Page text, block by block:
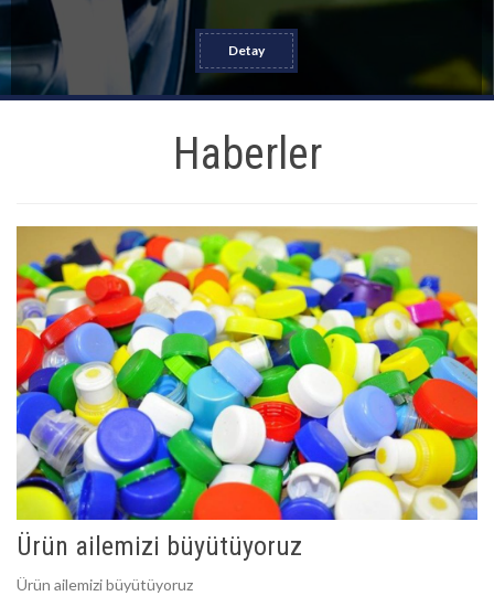
Detay
Haberler
Ürün ailemizi büyütüyoruz
Ürün ailemizi büyütüyoruz